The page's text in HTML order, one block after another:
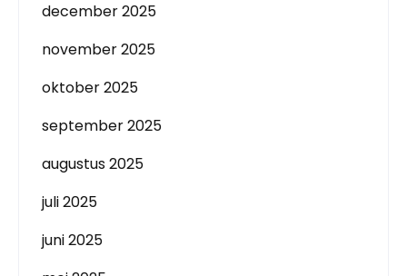
december 2025
november 2025
oktober 2025
september 2025
augustus 2025
juli 2025
juni 2025